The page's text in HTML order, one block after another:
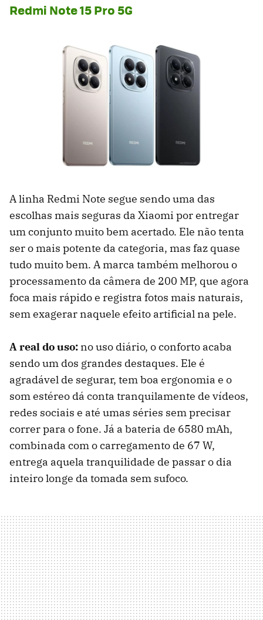
Redmi Note 15 Pro 5G
A linha Redmi Note segue sendo uma das
escolhas mais seguras da Xiaomi por entregar
um conjunto muito bem acertado. Ele não tenta
ser o mais potente da categoria, mas faz quase
tudo muito bem. A marca também melhorou o
processamento da câmera de 200 MP, que agora
foca mais rápido e registra fotos mais naturais,
sem exagerar naquele efeito artificial na pele.
A real do uso: no uso diário, o conforto acaba
sendo um dos grandes destaques. Ele é
agradável de segurar, tem boa ergonomia e o
som estéreo dá conta tranquilamente de vídeos,
redes sociais e até umas séries sem precisar
correr para o fone. Já a bateria de 6580 mAh,
combinada com o carregamento de 67 W,
entrega aquela tranquilidade de passar o dia
inteiro longe da tomada sem sufoco.